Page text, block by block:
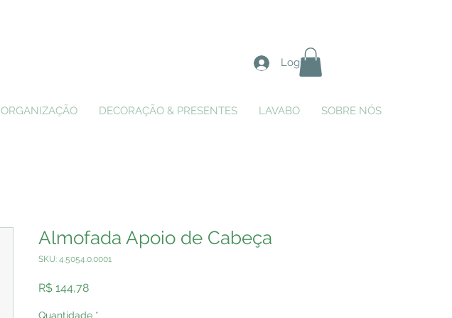
Login
ORGANIZAÇÃO DECORAÇÃO & PRESENTES LAVABO SOBRE NÓS
Almofada Apoio de Cabeça
SKU: 4.5054.0.0001
R$ 144,78Preço
Quantidade *